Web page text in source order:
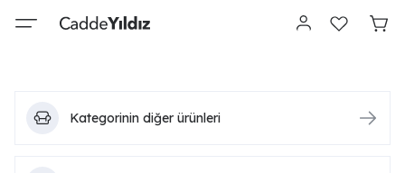
Kategorinin diğer ürünleri